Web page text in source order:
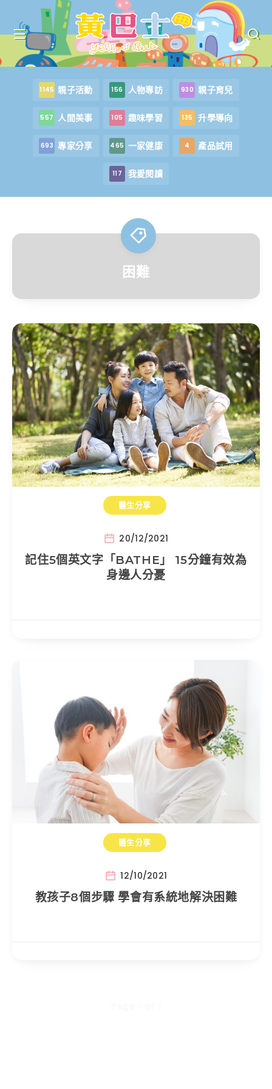
1145 親子活動 156 人物專訪 930 親子育兒
557 人間美事 105 趣味學習 135 升學導向
693 專家分享 465 一家健康 4 產品試用
117 我愛閱讀
困難
醫生分享
20/12/2021
記住5個英文字「BATHE」 15分鐘有效為
身邊人分憂
醫生分享
12/10/2021
教孩子8個步驟 學會有系統地解決困難